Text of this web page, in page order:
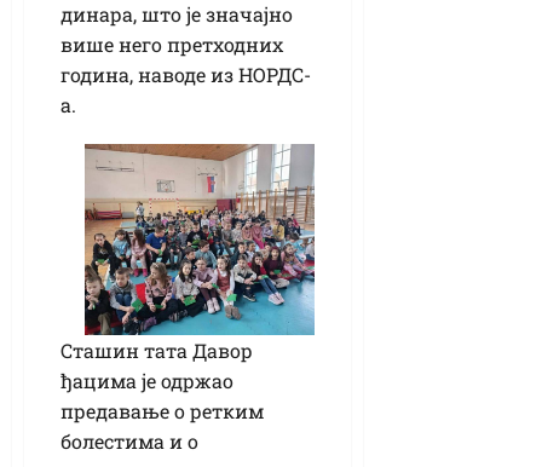
динара, што је значајно
више него претходних
година, наводе из НОРДС-
а.
Сташин тата Давор
ђацима је одржао
предавање о ретким
болестима и о